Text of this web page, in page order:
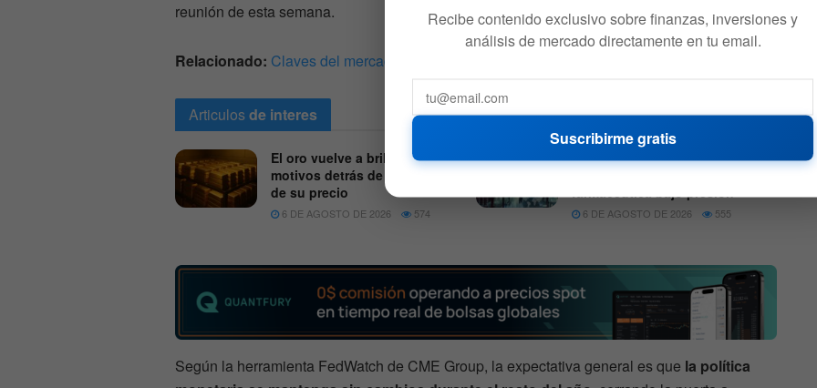
reunión de esta semana.
Relacionado: Claves del mercado para la semana: siete magnificas, Fed, resultados
Articulosde interes
El oro vuelve a brillar: los
motivos detrás de la subida
de su precio
6 DE AGOSTO DE 2026 574
Wall Street: Preapertura con
farmacéutica bajo presión
6 DE AGOSTO DE 2026 555
Según la herramienta FedWatch de CME Group, la expectativa general es que la política
Recibe contenido exclusivo sobre finanzas, inversiones y
análisis de mercado directamente en tu email.
Suscribirme gratis